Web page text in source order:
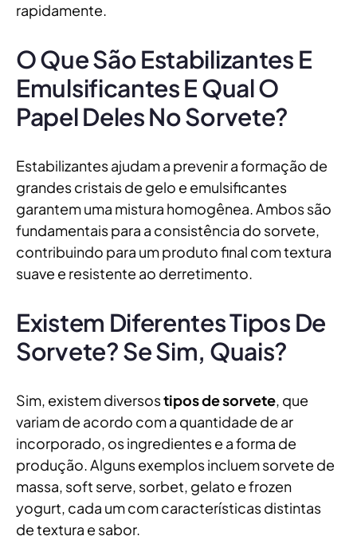
rapidamente.
O Que São Estabilizantes E
Emulsificantes E Qual O
Papel Deles No Sorvete?
Estabilizantes ajudam a prevenir a formação de
grandes cristais de gelo e emulsificantes
garantem uma mistura homogênea. Ambos são
fundamentais para a consistência do sorvete,
contribuindo para um produto final com textura
suave e resistente ao derretimento.
Existem Diferentes Tipos De
Sorvete? Se Sim, Quais?
Sim, existem diversostipos de sorvete, que
variam de acordo com a quantidade de ar
incorporado, os ingredientes e a forma de
produção. Alguns exemplos incluem sorvete de
massa, soft serve, sorbet, gelato e frozen
yogurt, cada um com características distintas
de textura e sabor.